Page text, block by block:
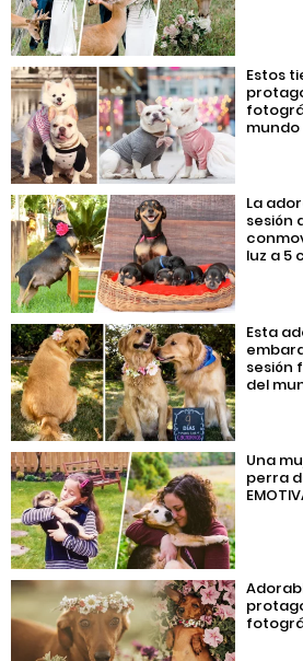
Estos
mundo
La
sesión
luz a 5
Esta
sesión
del
Una
perra